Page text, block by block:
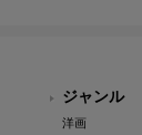
ジャンル
洋画